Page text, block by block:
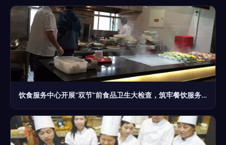
饮食服务中心开展“双节”前食品卫生大检查，筑牢餐饮服务安全防线